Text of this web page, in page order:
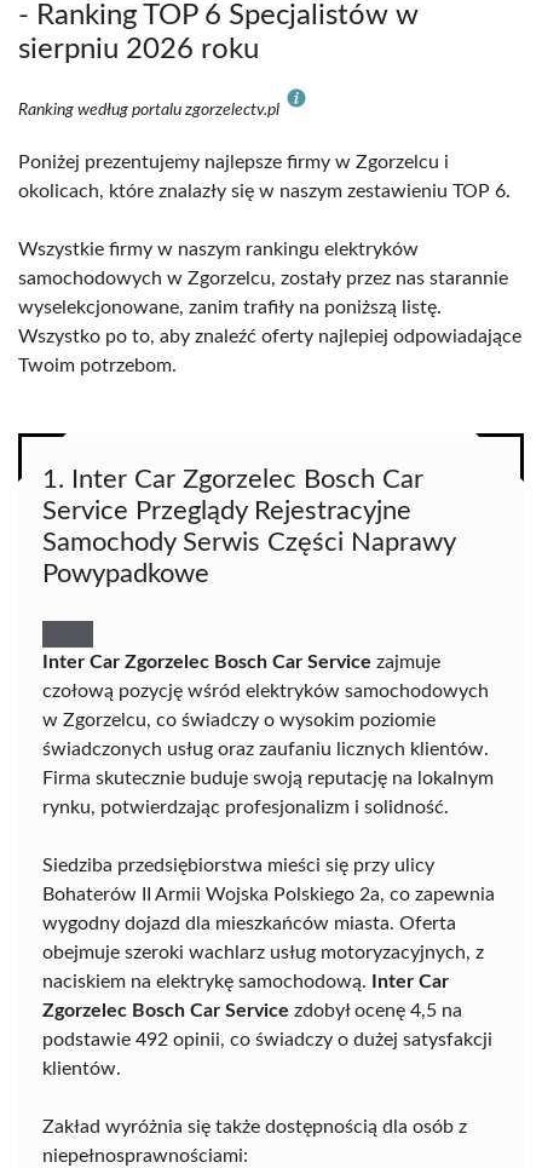
- Ranking TOP 6 Specjalistów w
sierpniu 2026 roku
Ranking według portalu zgorzelectv.pl
Poniżej prezentujemy najlepsze firmy w Zgorzelcu i
okolicach, które znalazły się w naszym zestawieniu TOP 6.
Wszystkie firmy w naszym rankingu elektryków
samochodowych w Zgorzelcu, zostały przez nas starannie
wyselekcjonowane, zanim trafiły na poniższą listę.
Wszystko po to, aby znaleźć oferty najlepiej odpowiadające
Twoim potrzebom.
1. Inter Car Zgorzelec Bosch Car
Service Przeglądy Rejestracyjne
Samochody Serwis Części Naprawy
Powypadkowe
Inter Car Zgorzelec Bosch Car Service zajmuje
czołową pozycję wśród elektryków samochodowych
w Zgorzelcu, co świadczy o wysokim poziomie
świadczonych usług oraz zaufaniu licznych klientów.
Firma skutecznie buduje swoją reputację na lokalnym
rynku, potwierdzając profesjonalizm i solidność.
Siedziba przedsiębiorstwa mieści się przy ulicy
Bohaterów II Armii Wojska Polskiego 2a, co zapewnia
wygodny dojazd dla mieszkańców miasta. Oferta
obejmuje szeroki wachlarz usług motoryzacyjnych, z
naciskiem na elektrykę samochodową.
Inter Car
Zgorzelec Bosch Car Service zdobył ocenę 4,5 na
podstawie 492 opinii, co świadczy o dużej satysfakcji
klientów.
Zakład wyróżnia się także dostępnością dla osób z
niepełnosprawnościami: